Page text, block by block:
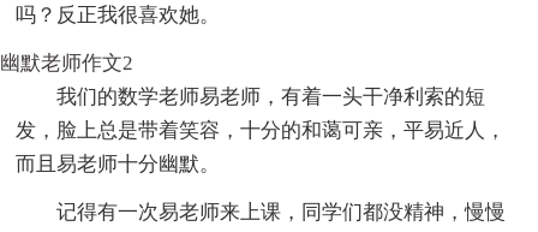
吗？反正我很喜欢她。
幽默老师作文2
我们的数学老师易老师，有着一头干净利索的短
发，脸上总是带着笑容，十分的和蔼可亲，平易近人，
而且易老师十分幽默。
记得有一次易老师来上课，同学们都没精神，慢慢